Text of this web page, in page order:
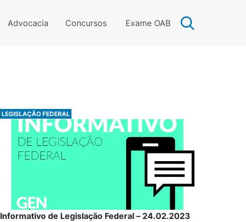
Advocacia Concursos Exame OAB
LEGISLAÇÃO FEDERAL
Informativo de Legislação Federal – 24.02.2023